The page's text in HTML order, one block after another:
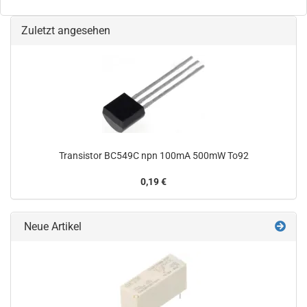
Zuletzt angesehen
Transistor BC549C npn 100mA 500mW To92
0,19 €
Neue Artikel